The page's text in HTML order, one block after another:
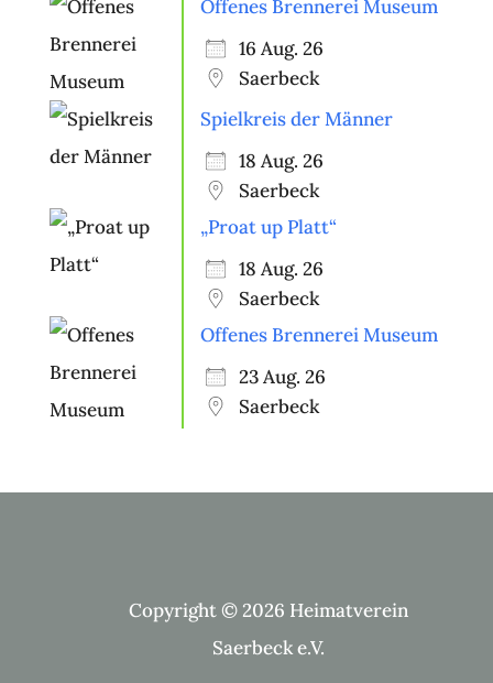
Offenes Brennerei Museum
16 Aug. 26
Saerbeck
Spielkreis der Männer
18 Aug. 26
Saerbeck
„Proat up Platt“
18 Aug. 26
Saerbeck
Offenes Brennerei Museum
23 Aug. 26
Saerbeck
Copyright © 2026 Heimatverein
Saerbeck e.V.